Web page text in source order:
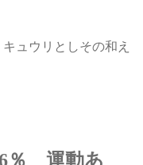
ウリとしその和え
％ 運動あ